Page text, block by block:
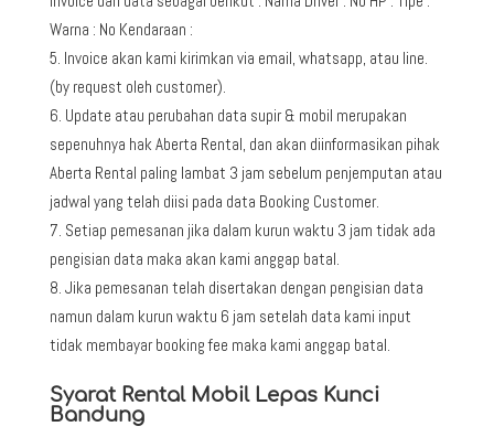
Warna : No Kendaraan :
Invoice akan kami kirimkan via email, whatsapp, atau line.
(by request oleh customer).
Update atau perubahan data supir & mobil merupakan
sepenuhnya hak Aberta Rental, dan akan diinformasikan pihak
Aberta Rental paling lambat 3 jam sebelum penjemputan atau
jadwal yang telah diisi pada data Booking Customer.
Setiap pemesanan jika dalam kurun waktu 3 jam tidak ada
pengisian data maka akan kami anggap batal.
Jika pemesanan telah disertakan dengan pengisian data
namun dalam kurun waktu 6 jam setelah data kami input
tidak membayar booking fee maka kami anggap batal.
Syarat Rental Mobil Lepas Kunci
Bandung